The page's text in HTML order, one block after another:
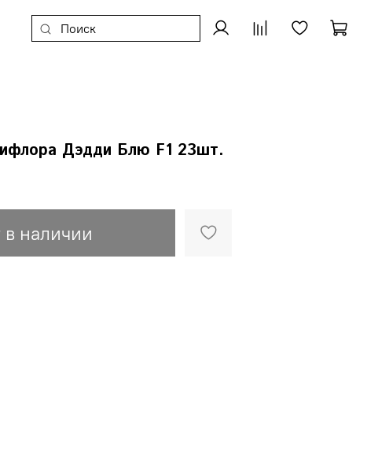
Дэдди Блю F1 23шт.
в наличии